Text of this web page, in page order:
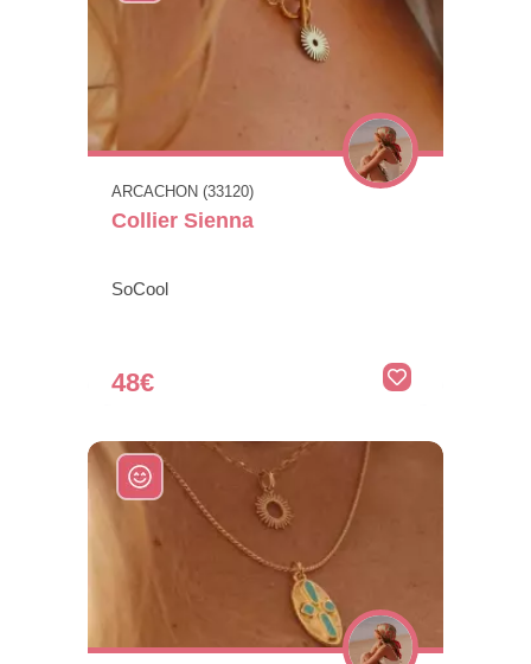
ARCACHON (33120)
Collier Sienna
SoCool
48€